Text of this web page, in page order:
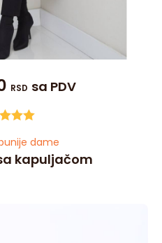
dame
kapuljačom
RSD sa PDV
od
5